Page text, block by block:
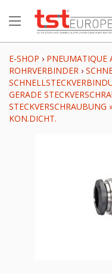
E-SHOP › PNEUMATIQUE
ROHRVERBINDER ›
GERADE
KON.DICHT.